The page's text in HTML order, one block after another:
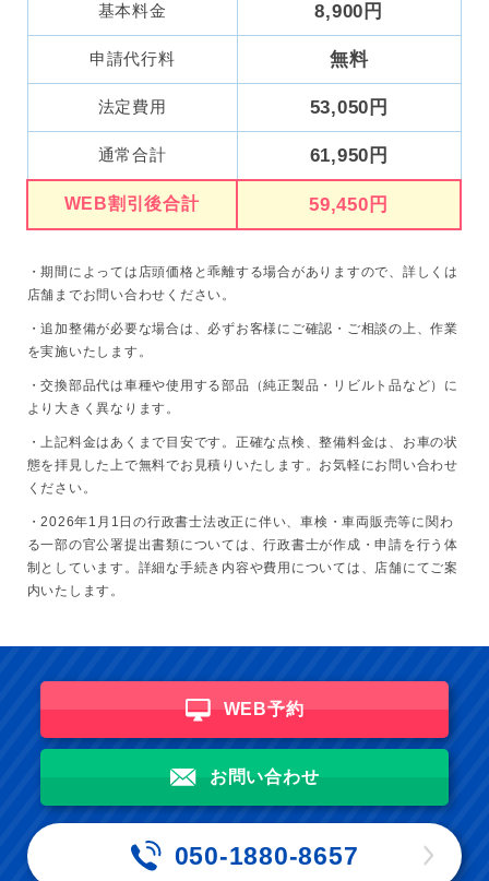
基本料金 8,900円
申請代行料 無料
法定費用 53,050円
通常合計 61,950円
WEB割引後合計 59,450円
・期間によっては店頭価格と乖離する場合がありますので、詳しくは
店舗までお問い合わせください。
・追加整備が必要な場合は、必ずお客様にご確認・ご相談の上、作業
を実施いたします。
・交換部品代は車種や使用する部品（純正製品・リビルト品など）に
より大きく異なります。
・上記料金はあくまで目安です。正確な点検、整備料金は、お車の状
態を拝見した上で無料でお見積りいたします。お気軽にお問い合わせ
ください。
・2026年1月1日の行政書士法改正に伴い、車検・車両販売等に関わ
る一部の官公署提出書類については、行政書士が作成・申請を行う体
制としています。詳細な手続き内容や費用については、店舗にてご案
内いたします。
WEB予約
お問い合わせ
050-1880-8657